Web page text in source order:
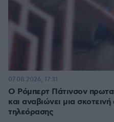
Ο Ρόμπερτ Πάτινσον
και αναβιώνει μια
τηλεόρασης
07.08.2026, 17:31